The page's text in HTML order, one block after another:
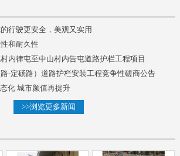
的行驶更安全，美观又实用
和耐久性
内律屯至中山村内告屯道路护栏工程项目
-定砀路）道路护栏安装工程竞争性磋商公告
化 城市颜值再提升
>>浏览更多新闻